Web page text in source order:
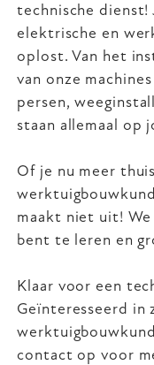
technische
elektrische en
oplost. Van het
van onze
persen,
staan allemaal op
Of je nu meer
maakt niet uit!
bent te leren en
Klaar voor een
Geïnteresseerd in
contact op voor